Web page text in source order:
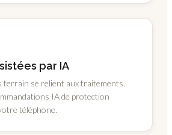
par IA
terrain se relient aux traitements.
IA de protection
téléphone.